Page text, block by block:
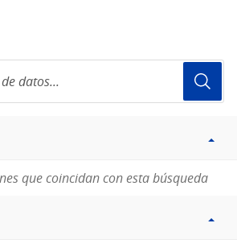
que coincidan con esta búsqueda